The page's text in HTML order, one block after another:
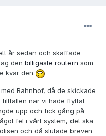
år sedan och skaffade
den billigaste routern som
kvar den.
Bahnhof, då de skickade
när vi hade flyttat
upp och fick gång på
fel i vårt system, det ska
och då slutade breven